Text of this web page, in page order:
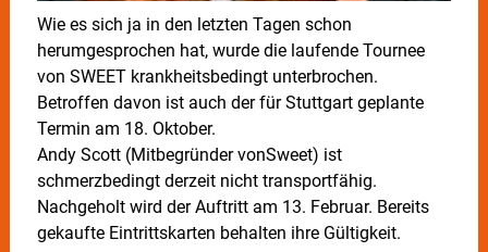
Wie es sich ja in den letzten Tagen schon
herumgesprochen hat, wurde die laufende Tournee
von SWEET krankheitsbedingt unterbrochen.
Betroffen davon ist auch der für Stuttgart geplante
Termin am 18. Oktober.
Andy Scott (Mitbegründer vonSweet) ist
schmerzbedingt derzeit nicht transportfähig.
Nachgeholt wird der Auftritt am 13. Februar. Bereits
gekaufte Eintrittskarten behalten ihre Gültigkeit.